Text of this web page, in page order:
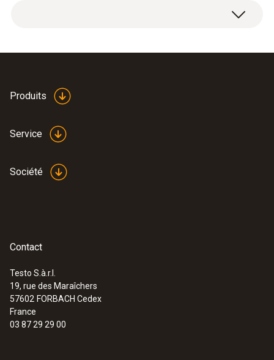
Certificat d'étalonnage ISO Température avec
:0560 1040
pénétration repliable et infrarouge
Produits
Service
Société
Contact
Testo S.à.r.l.
19, rue des Maraîchers
57602 FORBACH Cedex
France
03 87 29 29 00